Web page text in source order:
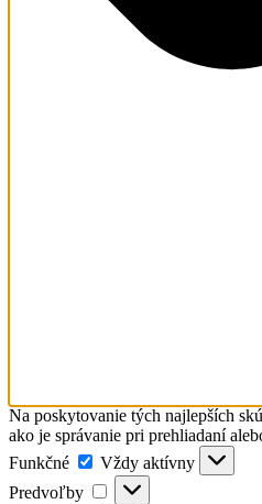
Na poskytovanie tých najlepších
ako je správanie pri prehliadaní
Funkčné
Funkčné
Vždy aktívny
Predvoľby
Predvoľby